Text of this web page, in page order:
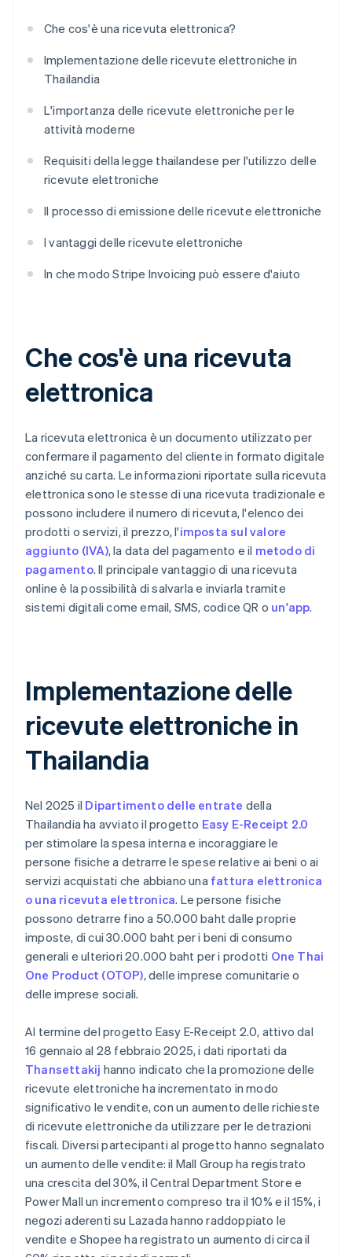
Che cos'è una ricevuta elettronica?
Implementazione delle ricevute elettroniche in
Thailandia
L'importanza delle ricevute elettroniche per le
attività moderne
Requisiti della legge thailandese per l'utilizzo delle
ricevute elettroniche
Il processo di emissione delle ricevute elettroniche
I vantaggi delle ricevute elettroniche
In che modo Stripe Invoicing può essere d'aiuto
Che cos'è una ricevuta
elettronica
La ricevuta elettronica è un documento utilizzato per
confermare il pagamento del cliente in formato digitale
anziché su carta. Le informazioni riportate sulla ricevuta
elettronica sono le stesse di una ricevuta tradizionale e
possono includere il numero di ricevuta, l'elenco dei
prodotti o servizi, il prezzo, l'imposta sul valore
aggiunto (IVA), la data del pagamento e il metodo di
pagamento. Il principale vantaggio di una ricevuta
online è la possibilità di salvarla e inviarla tramite
sistemi digitali come email, SMS, codice QR o un'app.
Implementazione delle
ricevute elettroniche in
Thailandia
Nel 2025 il Dipartimento delle entrate della
Thailandia ha avviato il progetto Easy E-Receipt 2.0
per stimolare la spesa interna e incoraggiare le
persone fisiche a detrarre le spese relative ai beni o ai
servizi acquistati che abbiano una fattura elettronica
o una ricevuta elettronica. Le persone fisiche
possono detrarre fino a 50.000 baht dalle proprie
imposte, di cui 30.000 baht per i beni di consumo
generali e ulteriori 20.000 baht per i prodotti One Thai
One Product (OTOP), delle imprese comunitarie o
delle imprese sociali.
Al termine del progetto Easy E-Receipt 2.0, attivo dal
16 gennaio al 28 febbraio 2025, i dati riportati da
Thansettakij hanno indicato che la promozione delle
ricevute elettroniche ha incrementato in modo
significativo le vendite, con un aumento delle richieste
di ricevute elettroniche da utilizzare per le detrazioni
fiscali. Diversi partecipanti al progetto hanno segnalato
un aumento delle vendite: il Mall Group ha registrato
una crescita del 30%, il Central Department Store e
Power Mall un incremento compreso tra il 10% e il 15%, i
negozi aderenti su Lazada hanno raddoppiato le
vendite e Shopee ha registrato un aumento di circa il